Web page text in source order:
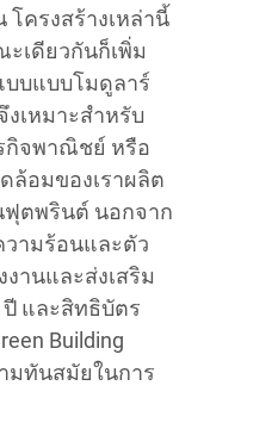
ครงสร้างเหล่านี้
เดียวกันก็เพิ่ม
บแบบโมดูลาร์
เหมาะสำหรับ
กิจพาณิชย์ หรือ
ล้อมของเราผลิต
ฟุตพรินต์ นอกจาก
ามร้อนและตัว
านและส่งเสริม
และสิทธิบัตร
Building
มทันสมัยในการ